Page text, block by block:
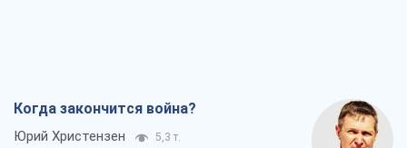
Когда закончится война?
Юрий Христензен 5,3 т.